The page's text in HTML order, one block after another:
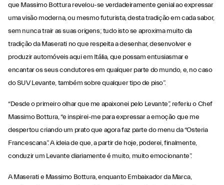
que Massimo Bottura revelou-se verdadeiramente genial ao expressar
uma visão moderna, ou mesmo futurista, desta tradição em cada sabor,
sem nunca trair as suas origens; tudo isto se aproxima muito da
tradição da Maserati no que respeita a desenhar, desenvolver e
produzir automóveis aqui em Itália, que possam entusiasmar e
encantar os seus condutores em qualquer parte do mundo, e, no caso
do SUV Levante, também sobre qualquer tipo de piso”.
“Desde o primeiro olhar que me apaixonei pelo Levante”, referiu o Chef
Massimo Bottura, “e inspirei-me para expressar a emoção que me
despertou criando um prato que agora faz parte do menu da “Osteria
Francescana”. A ideia de que, a partir de hoje, poderei, finalmente,
conduzir um Levante diariamente é muito, muito emocionante”.
A Maserati e Massimo Bottura, enquanto Embaixador da Marca,